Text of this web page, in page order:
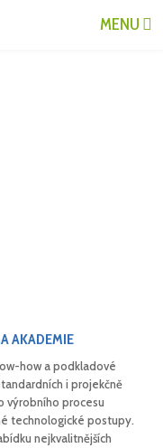
MENU
AKADEMIE
how a podkladové
i projekčně
výrobního procesu
technologické postupy.
nejkvalitnějších